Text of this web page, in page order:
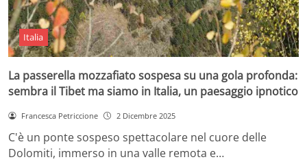
Italia
La passerella mozzafiato sospesa su una gola profonda:
sembra il Tibet ma siamo in Italia, un paesaggio ipnotico
Francesca Petriccione 2 Dicembre 2025
C'è un ponte sospeso spettacolare nel cuore delle
Dolomiti, immerso in una valle remota e…